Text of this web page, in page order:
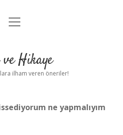
Anasayfa
Uyarı
menüyü
ve Hikaye
ilham veren öneriler!
ne yapmalıyım